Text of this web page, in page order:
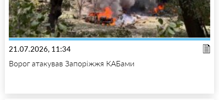
21.07.2026, 11:34
Ворог атакував Запоріжжя КАБами